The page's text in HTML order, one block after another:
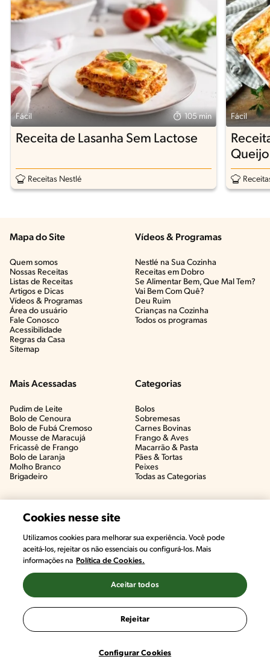
Fácil 105 min
Receita de Lasanha Sem Lactose
Receitas Nestlé
Fácil
Queijo
Mapa do Site
Quem somos
Nossas Receitas
Listas de Receitas​
Artigos e Dicas​
Vídeos & Programas​
Área do usuário
Fale Conosco
Acessibilidade
Regras da Casa
Sitemap
Vídeos & Programas​
Nestlé na Sua Cozinha
Receitas em Dobro
Se Alimentar Bem, Que Mal Tem?​
Vai Bem Com Quê?​
Deu Ruim​
Crianças na Cozinha​
Todos os programas
Mais Acessadas
Pudim de Leite
Bolo de Cenoura
Bolo de Fubá Cremoso
Mousse de Maracujá
Fricassê de Frango
Bolo de Laranja
Molho Branco
Brigadeiro
Categorias
Bolos
Sobremesas
Carnes Bovinas​
Frango & Aves​
Macarrão & Pasta​
Pães & Tortas​
Peixes
Todas as Categorias
Cookies nesse site
Utilizamos cookies para melhorar sua experiência. Você pode
aceitá-los, rejeitar os não essenciais ou configurá-los. Mais
informações na Política de Cookies.
Configurar Cookies
Rejeitar
Aceitar todos